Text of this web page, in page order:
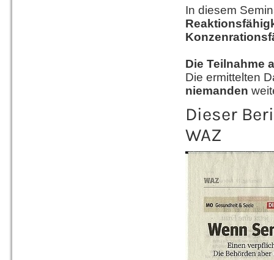
In diesem
Die Teilnahme
Die ermittelten
niemanden
Dieser
WAZ